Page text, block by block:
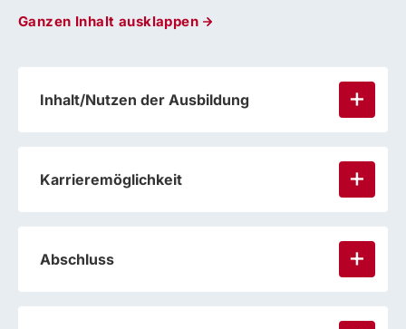
Ganzen Inhalt ausklappen
Inhalt/Nutzen der Ausbildung
Karrieremöglichkeit
Abschluss